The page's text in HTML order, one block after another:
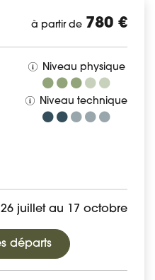
à partir de 780 €
Niveau physique
Niveau technique
juillet au 17 octobre
départs